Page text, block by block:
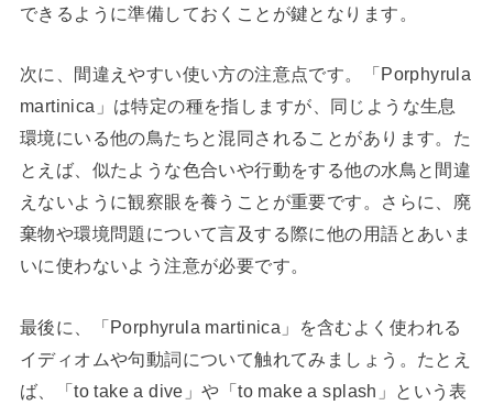
できるように準備しておくことが鍵となります。
次に、間違えやすい使い方の注意点です。「Porphyrula
martinica」は特定の種を指しますが、同じような生息
環境にいる他の鳥たちと混同されることがあります。た
とえば、似たような色合いや行動をする他の水鳥と間違
えないように観察眼を養うことが重要です。さらに、廃
棄物や環境問題について言及する際に他の用語とあいま
いに使わないよう注意が必要です。
最後に、「Porphyrula martinica」を含むよく使われる
イディオムや句動詞について触れてみましょう。たとえ
ば、「to take a dive」や「to make a splash」という表